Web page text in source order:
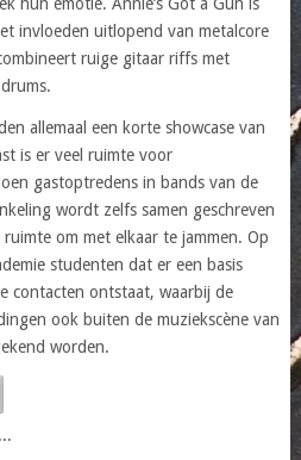
invloeden uitlopend van metalcore
ruige gitaar riffs met
allemaal een korte showcase van
is er veel ruimte voor
gastoptredens in bands van de
wordt zelfs samen geschreven
om met elkaar te jammen. Op
studenten dat er een basis
contacten ontstaat, waarbij de
ook buiten de muziekscène van
worden.